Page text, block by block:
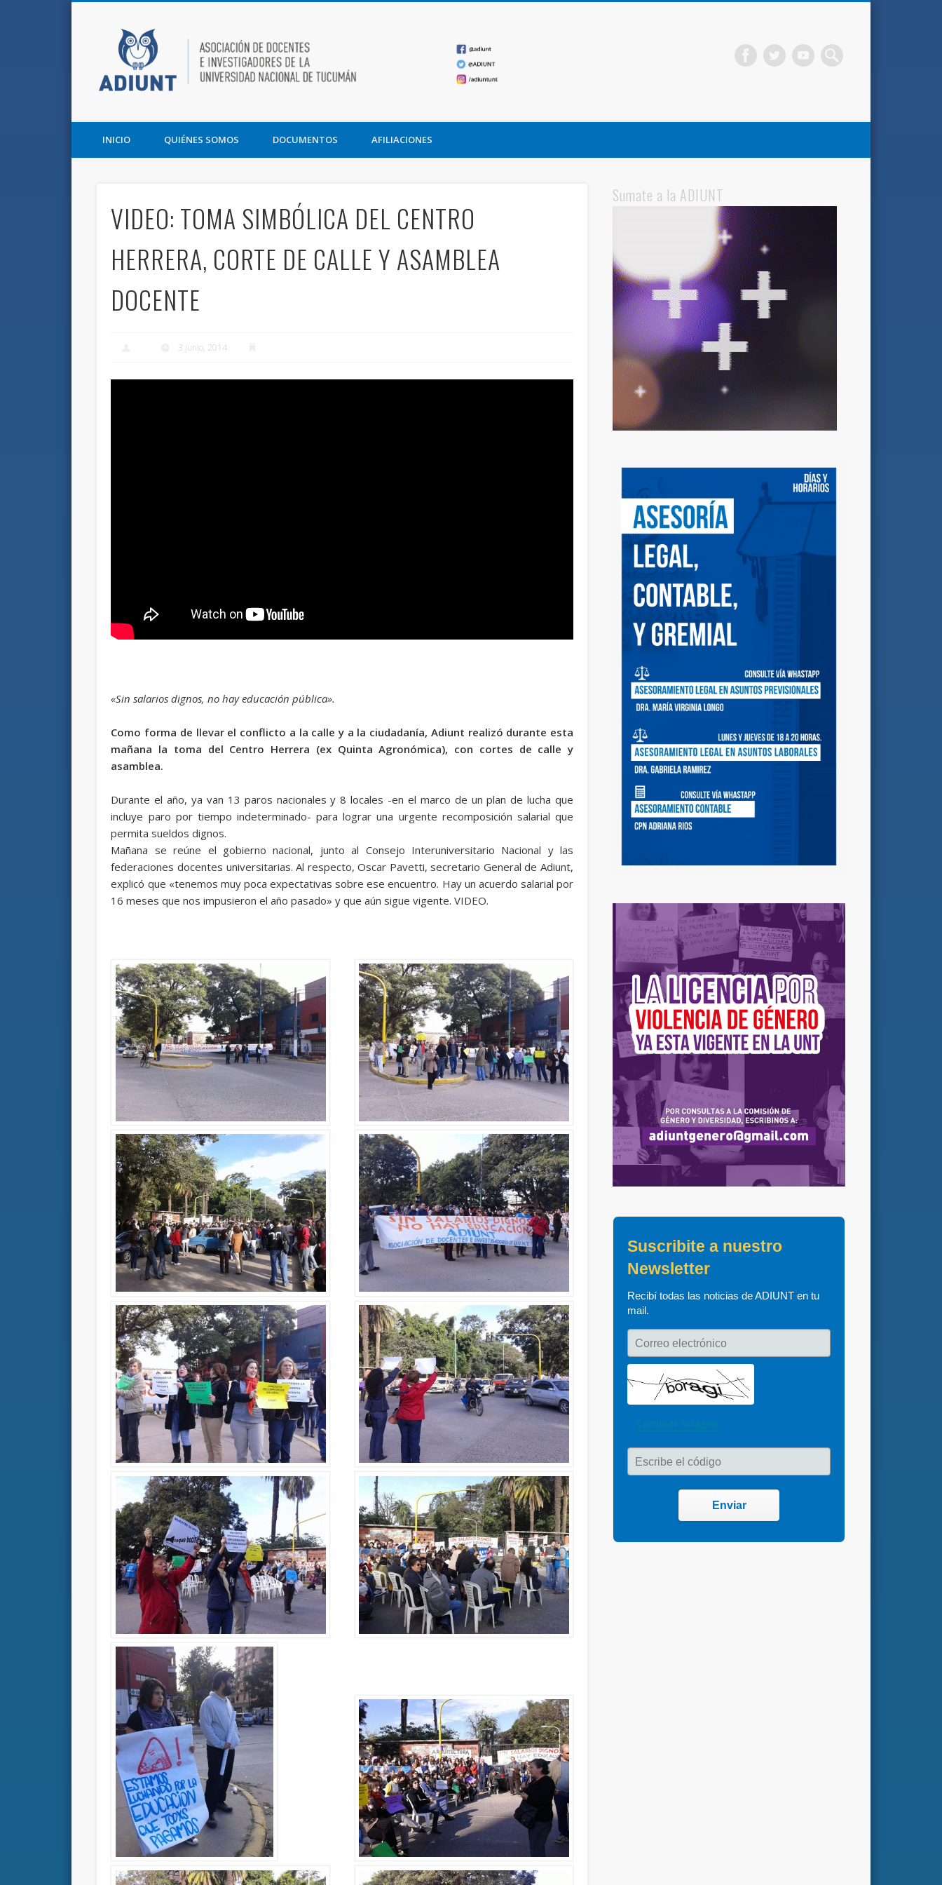
Asociación de Docentes e Investigadores de la UNT y la Fundación Miguel Lillo
INICIO QUIÉNES SOMOS DOCUMENTOS AFILIACIONES
VIDEO: TOMA SIMBÓLICA DEL CENTRO
HERRERA, CORTE DE CALLE Y ASAMBLEA
DOCENTE
3 junio, 2014
«Sin salarios dignos, no hay educación pública».
Como forma de llevar el conflicto a la calle y a la ciudadanía, Adiunt realizó durante esta
mañana la toma del Centro Herrera (ex Quinta Agronómica), con cortes de calle y
asamblea.
Durante el año, ya van 13 paros nacionales y 8 locales -en el marco de un plan de lucha que
incluye paro por tiempo indeterminado- para lograr una urgente recomposición salarial que
permita sueldos dignos.
Mañana se reúne el gobierno nacional, junto al Consejo Interuniversitario Nacional y las
federaciones docentes universitarias. Al respecto, Oscar Pavetti, secretario General de Adiunt,
explicó que «tenemos muy poca expectativas sobre ese encuentro. Hay un acuerdo salarial por
16 meses que nos impusieron el año pasado» y que aún sigue vigente. VIDEO.
Sumate a la ADIUNT
Suscribite a nuestro
Newsletter
Recibí todas las noticias de ADIUNT en tu
mail.
Correo electrónico
Cambiar imagen
Escribe el código